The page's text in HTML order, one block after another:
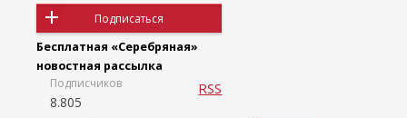
Подписаться
Бесплатная «Серебряная»
новостная рассылка
Подписчиков
8.805
RSS